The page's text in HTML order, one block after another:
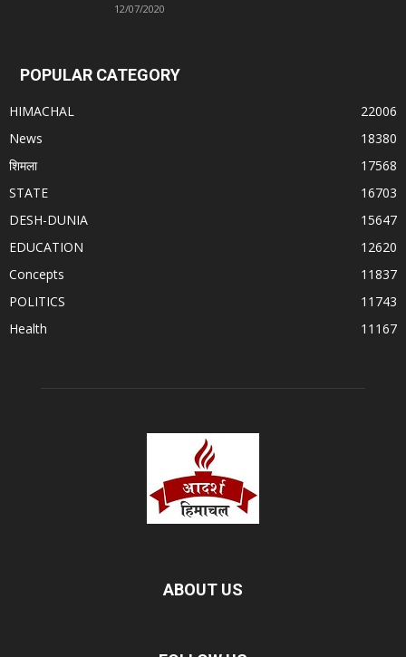
12/07/2020
POPULAR CATEGORY
HIMACHAL
22006
News
18380
शिमला
17568
STATE
16703
DESH-DUNIA
15647
EDUCATION
12620
Concepts
11837
POLITICS
11743
Health
11167
ABOUT US